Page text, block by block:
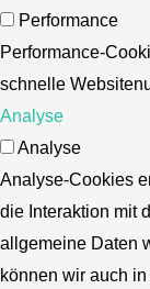
Performance
Performance-
schnelle
Analyse
Analyse
Analyse-Cookies
die Interaktion mit
allgemeine Daten
können wir auch